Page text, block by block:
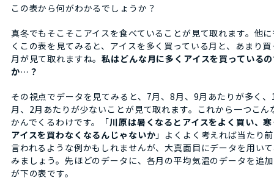
この表から何がわかるでしょうか？
真冬でもそこそこアイスを食べていることが見て取れます。他
くこの表を見てみると、アイスを多く買っている月と、あまり
月が見て取れますね。私はどんな月に多くアイスを買っている
か…？
その視点でデータを見てみると、7月、8月、9月あたりが多く
月、2月あたりが少ないことが見て取れます。これから一つこん
かんでくるわけです。「川原は暑くなるとアイスをよく買い、
アイスを買わなくなるんじゃないか 」よくよく考えれば当たり
言われるような例かもしれませんが、大真面目にデータを用い
みましょう。先ほどのデータに、各月の平均気温のデータを追
が下の表です。